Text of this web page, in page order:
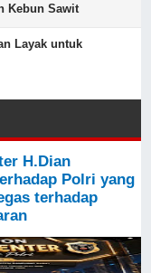
Kebun Sawit
Layak untuk
H.Dian
Polri yang
terhadap